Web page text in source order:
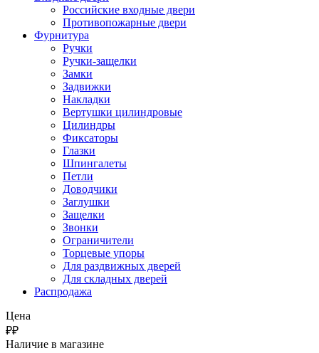
Российские входные двери
Противопожарные двери
Фурнитура
Ручки
Ручки-защелки
Замки
Задвижки
Накладки
Вертушки цилиндровые
Цилиндры
Фиксаторы
Глазки
Шпингалеты
Петли
Доводчики
Заглушки
Защелки
Звонки
Ограничители
Торцевые упоры
Для раздвижных дверей
Для складных дверей
Распродажа
Цена
₽₽
Наличие в магазине